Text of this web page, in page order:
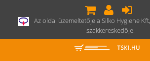
Az oldal üzemeltetője a Silko Hygiene
szakkereskedője.